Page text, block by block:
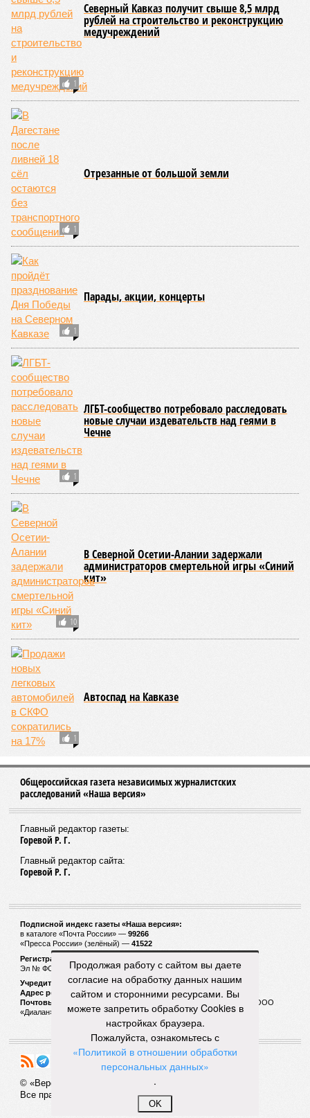
1
Северный Кавказ получит свыше 8,5 млрд
рублей на строительство и реконструкцию
медучреждений
1
Отрезанные от большой земли
1
Парады, акции, концерты
1
ЛГБТ-сообщество потребовало расследовать
новые случаи издевательств над геями в
Чечне
10
В Северной Осетии-Алании задержали
администраторов смертельной игры «Синий
кит»
1
Автоспад на Кавказе
Общероссийская газета независимых журналистских
расследований «Наша версия»
Главный редактор газеты:
Горевой Р. Г.
Главный редактор сайта:
Горевой Р. Г.
Подписной индекс газеты «Наша версия»:
в каталоге «Почта России» — 99266
«Пресса России» (зелёный) — 41522
Регистрационный номер Роскомнадзора
Эл № ФС77-53847 от 26.04.2013.
Учредитель ООО «Версия»
Адрес редакции:123100, Россия, Москва, улица 1905 года, 7с1
Почтовый адрес редакции:
123022, Россия, Москва, а/я 29. для ООО
«Диалан»
© «Версия»
Все права защищены
Продолжая работу с сайтом вы даете
согласие на обработку данных нашим
сайтом и сторонними ресурсами. Вы
можете запретить обработку Cookies в
настройках браузера.
Пожалуйста, ознакомьтесь с
«Политикой в отношении обработки
персональных данных»
.
OK